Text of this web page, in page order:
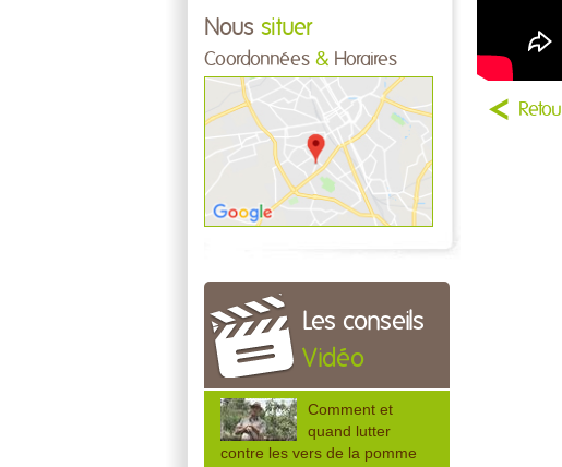
Nous situer
Coordonnées & Horaires
Les conseils
Vidéo
Comment et
quand lutter
contre les vers de la pomme